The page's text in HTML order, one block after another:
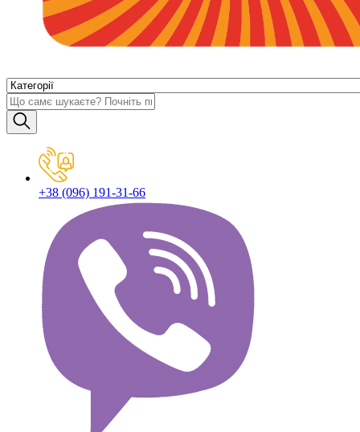
+38 (096) 191-31-66